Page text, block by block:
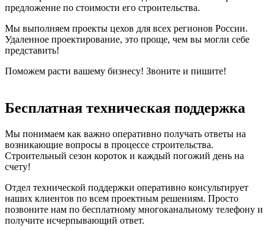
предложение по стоимости его строительства.
Мы выполняем проекты цехов для всех регионов России.
Удаленное проектирование, это проще, чем вы могли себе
представить!
Поможем расти вашему бизнесу! Звоните и пишите!
Бесплатная техническая поддержка
Мы понимаем как важно оперативно получать ответы на
возникающие вопросы в процессе строительства.
Строительный сезон короток и каждый погожий день на
счету!
Отдел технической поддержки оперативно консультирует
наших клиентов по всем проектным решениям. Просто
позвоните нам по бесплатному многоканальному телефону и
получите исчерпывающий ответ.